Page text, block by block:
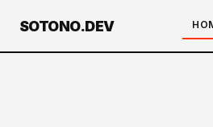
SOTONO.DEV